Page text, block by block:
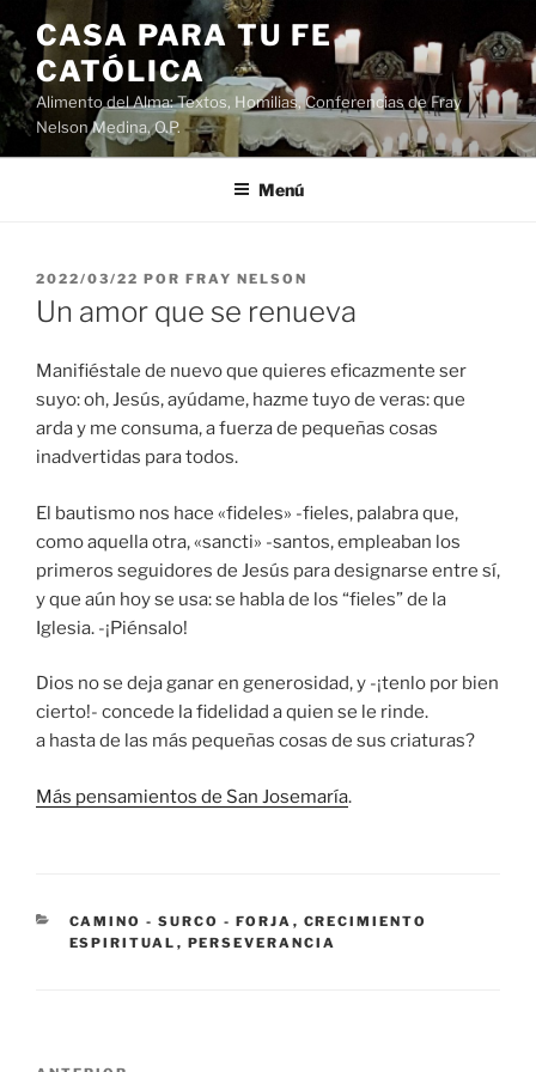
Saltar
al
contenido
CASA PARA TU FE
CATÓLICA
Alimento del Alma: Textos, Homilias, Conferencias de Fray
Nelson Medina, O.P.
Menú
PUBLICADO
EL
2022/03/22 POR FRAY NELSON
Un amor que se renueva
Manifiéstale de nuevo que quieres eficazmente ser
suyo: oh, Jesús, ayúdame, hazme tuyo de veras: que
arda y me consuma, a fuerza de pequeñas cosas
inadvertidas para todos.
El bautismo nos hace «fideles» -fieles, palabra que,
como aquella otra, «sancti» -santos, empleaban los
primeros seguidores de Jesús para designarse entre sí,
y que aún hoy se usa: se habla de los “fieles” de la
Iglesia. -¡Piénsalo!
Dios no se deja ganar en generosidad, y -¡tenlo por bien
cierto!- concede la fidelidad a quien se le rinde.
a hasta de las más pequeñas cosas de sus criaturas?
Más pensamientos de San Josemaría.
CATEGORÍAS
CAMINO - SURCO - FORJA , CRECIMIENTO
ESPIRITUAL , PERSEVERANCIA
Navegación